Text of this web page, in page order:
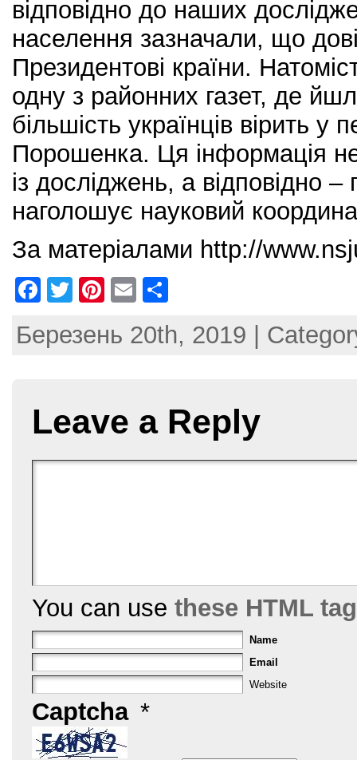
відповідно до наших
населення зазначали, що
Президентові країни.
одну з районних газет, де
більшість українців вірить у
Порошенка. Ця інформація
із досліджень, а відповідно
наголошує науковий
За матеріалами http://
F
c
o
o
k
T
itt
Pi
er
E
ai ar
Березень 20th, 2019 |
Leave a Reply
You can use these HTML
Name
Email
Website
Captcha *